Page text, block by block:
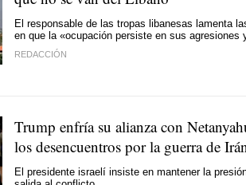
El responsable de las tropas libanesas lamenta
en que la «ocupación persiste en sus agresiones
REDACCIÓN
Trump enfría su alianza con
los desencuentros por la guerra de Irán
El presidente israelí insiste en mantener la